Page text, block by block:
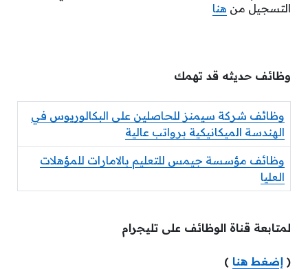
التسجيل من هنا
وظائف حديثه قد تهمك
وظائف شركة سيمنز للحاصلين على البكالوريوس في
الهندسة الميكانيكية برواتب عالية
وظائف مؤسسة جيمس للتعليم بالامارات للمؤهلات
العليا
لمتابعة قناة الوظائف على تليجرام
( إضغط هنا )